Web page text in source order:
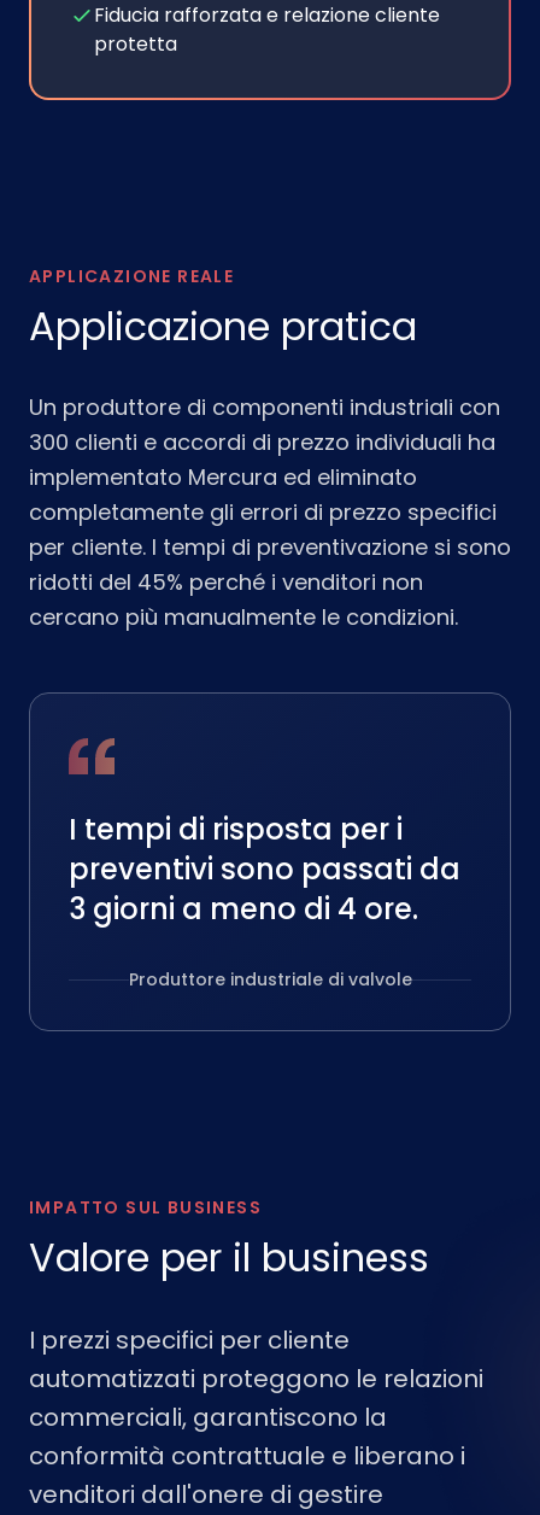
Fiducia rafforzata e relazione cliente
protetta
APPLICAZIONE REALE
Applicazione pratica
Un produttore di componenti industriali con
300 clienti e accordi di prezzo individuali ha
implementato Mercura ed eliminato
completamente gli errori di prezzo specifici
per cliente. I tempi di preventivazione si sono
ridotti del 45% perché i venditori non
cercano più manualmente le condizioni.
I tempi di risposta per i
preventivi sono passati da
3 giorni a meno di 4 ore.
Produttore industriale di valvole
IMPATTO SUL BUSINESS
Valore per il business
I prezzi specifici per cliente
automatizzati proteggono le relazioni
commerciali, garantiscono la
conformità contrattuale e liberano i
venditori dall'onere di gestire